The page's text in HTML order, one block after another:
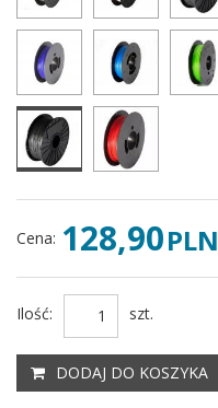
Cena: 128,90PLN
Ilość: szt.
DODAJ DO KOSZYKA